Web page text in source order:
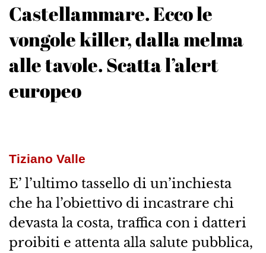
Castellammare. Ecco le
vongole killer, dalla melma
alle tavole. Scatta l’alert
europeo
Tiziano Valle
E’ l’ultimo tassello di un’inchiesta
che ha l’obiettivo di incastrare chi
devasta la costa, traffica con i datteri
proibiti e attenta alla salute pubblica,